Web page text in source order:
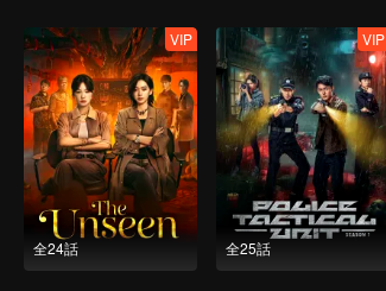
全24話
VIP
全25話
VIP